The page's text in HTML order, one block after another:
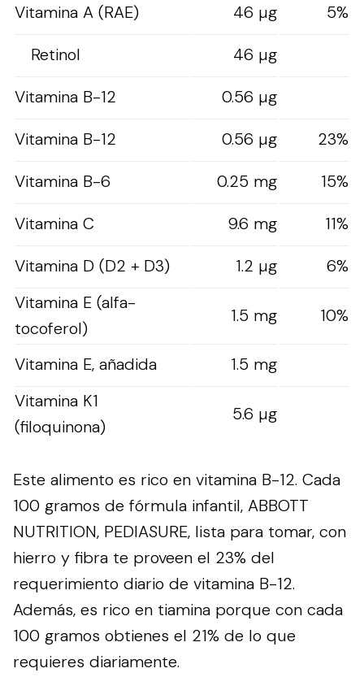
Vitamina A (RAE)
46 µg
5%
Retinol
46 µg
Vitamina B-12
0.56 µg
Vitamina B-12
0.56 µg
23%
Vitamina B-6
0.25 mg
15%
Vitamina C
9.6 mg
11%
Vitamina D (D2 + D3)
1.2 µg
6%
Vitamina E (alfa-
tocoferol)
1.5 mg 10%
Vitamina E, añadida
1.5 mg
Vitamina K1
(filoquinona)
5.6 µg
Este alimento es rico en vitamina B-12. Cada
100 gramos de fórmula infantil, ABBOTT
NUTRITION, PEDIASURE, lista para tomar, con
hierro y fibra te proveen el 23% del
requerimiento diario de vitamina B-12.
Además, es rico en tiamina porque con cada
100 gramos obtienes el 21% de lo que
requieres diariamente.